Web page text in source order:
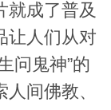
就成了普及
让人们从对
问鬼神”的
间佛教、